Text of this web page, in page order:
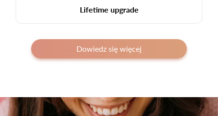
Lifetime upgrade
Dowiedz się więcej